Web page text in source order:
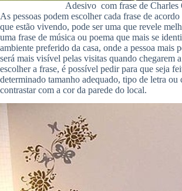
Adesivo com frase de
As pessoas podem escolher cada frase de
que estão vivendo, pode ser uma que revele
uma frase de música ou poema que mais se
ambiente preferido da casa, onde a pessoa mais
será mais visível pelas visitas quando chegarem
escolher a frase, é possível pedir para que seja
determinado tamanho adequado, tipo de letra ou
contrastar com a cor da parede do local.